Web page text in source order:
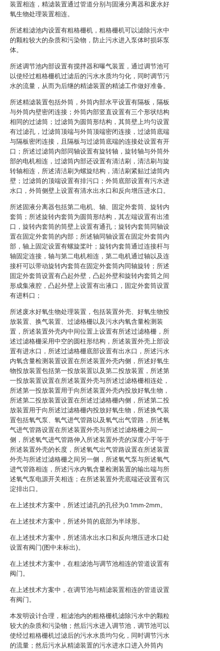
装置相连，精滤装置通过管道分别与固液分离器和废水好
氧生物处理装置相连。
所述粗滤池内设置有粗格栅机，粗格栅机可以滤除污水中
的颗粒较大的杂质和污染物，防止污水进入泵体时损坏泵
体。
所述调节池内部设置有搅拌器和曝气装置，通过调节池可
以使经过粗格栅机过滤后的污水水质均匀化，同时调节污
水的流量，从而为后继的精滤装置的精滤工作做好准备。
所述精滤装置包括外筒，外筒内部水平设置有隔板，隔板
与外筒内壁密闭连接；外筒内部竖直设置有三个形状结构
相同的过滤筒；过滤筒为圆筒形结构，其筒壁上均匀设置
有过滤孔，过滤筒顶端与外筒顶端密闭连接，过滤筒底端
与隔板密闭连接，且隔板与过滤筒底端的连接处设置有开
口；所述过滤筒内部同轴设置有旋转轴，旋转轴与外筒外
部的电机相连，过滤筒内部还设置有清洁刷，清洁刷与旋
转轴相连，所述清洁刷为螺旋结构，清洁刷紧贴过滤筒内
壁；过滤筒的顶端设置有排污口；外筒底部设置有污水进
水口，外筒侧壁上设置有清水出水口和反向增压进水口。
所述固液分离器包括第二电机、轴、固定外套筒、旋转内
套筒；所述旋转内套筒为圆筒形结构，其左端设置有出渣
口，旋转内套筒的筒壁上设置有通孔；旋转内套筒同轴设
置在固定外套筒的内部；所述轴同轴设置在固定外套筒内
部，轴上固定设置有螺旋桨叶；旋转内套筒通过连接杆与
轴固定连接，轴与第二电机相连，第二电机通过轴以及连
接杆可以带动旋转内套筒在固定外套筒内同轴旋转；所述
固定外套筒设置有凸起外壁，凸起外壁和旋转内套筒之间
形成集液腔，凸起外壁上设置有出液口，固定外套筒设置
有进料口；
所述废水好氧生物处理装置，包括装置外壳、好氧生物投
放装置、换气装置、过滤格栅以及污水内氧含量检测装
置，所述装置外壳内中间位置上设置有所述过滤格栅，所
述过滤格栅采用中空的圆柱形结构，所述装置外壳上部设
置有进水口，所述过滤格栅底部设置有出水口，所述污水
内氧含量检测装置设置在所述装置外壳内侧，所述好氧生
物投放装置包括第一投放装置以及第二投放装置，所述第
一投放装置设置在所述装置外壳与所述过滤格栅相连处，
所述第一投放装置用于向所述装置外壳内投放好氧生物，
所述第二投放装置设置在所述过滤格栅内侧，所述第二投
放装置用于向所述过滤格栅内投放好氧生物，所述换气装
置包括氧气泵、氧气进气管路以及氧气出气管路，所述氧
气进气管路设置在所述装置外壳与所述过滤格栅之间一
侧，所述氧气进气管路伸入所述装置外壳的深度小于等于
所述装置外壳的长度，所述氧气出气管路设置在所述装置
外壳与所述过滤格栅之间另一侧，所述氧气泵与所述氧气
进气管路相连，所述污水内氧含量检测装置的输出端与所
述氧气泵电源开关相连；在所述装置外壳底端还设置有沉
淀排出口。
在上述技术方案中，所述过滤孔的孔径为0.1mm-2mm。
在上述技术方案中，所述外筒的底部为半球形。
在上述技术方案中，所述清水出水口和反向增压进水口处
设置有阀门(图中未标出)。
在上述技术方案中，在粗滤池与调节池相连的管道设置有
阀门。
在上述技术方案中，在调节池与精滤装置相连的管道设置
有阀门。
本发明设计合理，粗滤池内的粗格栅机滤除污水中的颗粒
较大的杂质和污染物；然后污水进入调节池，调节池可以
使经过粗格栅机过滤后的污水水质均匀化，同时调节污水
的流量；然后污水从精滤装置的污水进水口进入外筒内